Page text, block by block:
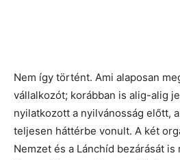
Nem így történt. Ami alaposan
vállalkozót; korábban is alig-alig
nyilatkozott a nyilvánosság előtt,
teljesen háttérbe vonult. A két
Nemzet és a Lánchíd bezárását is